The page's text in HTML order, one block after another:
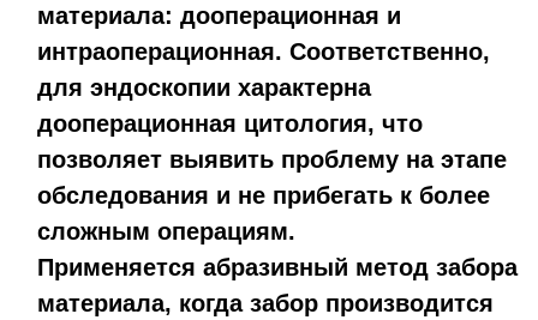
материала: дооперационная и
интраоперационная. Соответственно,
для эндоскопии характерна
дооперационная цитология, что
позволяет выявить проблему на этапе
обследования и не прибегать к более
сложным операциям.
Применяется абразивный метод забора
материала, когда забор производится